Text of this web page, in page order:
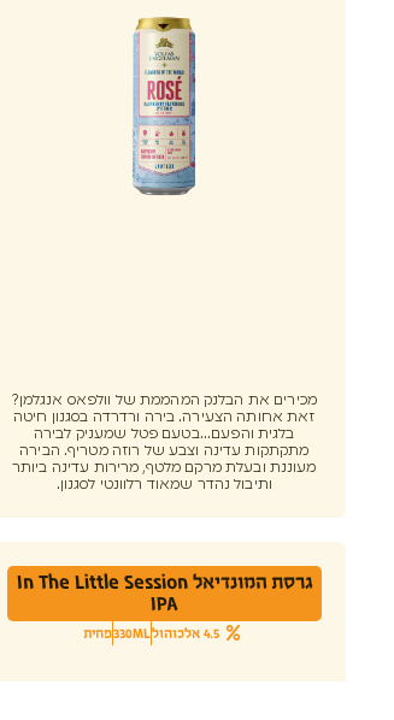
מכירים את הבלנק המהממת של וולפאס אנגלמן?
זאת אחותה הצעירה. בירה ורדרדה בסגנון חיטה
בלגית והפעם...בטעם פטל שמעניק לבירה
מתקתקות עדינה וצבע של רוזה מטריף. הבירה
מעוננת ובעלת מרקם מלטף, מרירות עדינה ביותר
ותיבול נהדר שמאוד רלוונטי לסגנון.
גרסת המונדיאל In The Little Session
IPA
4.5 אלכוהול 330MLפחית